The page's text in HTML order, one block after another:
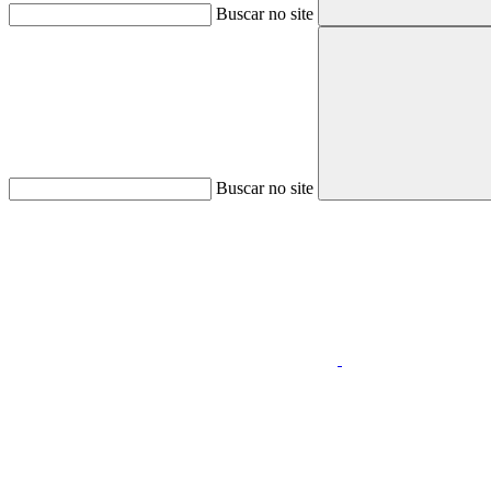
Buscar no site
Buscar no site